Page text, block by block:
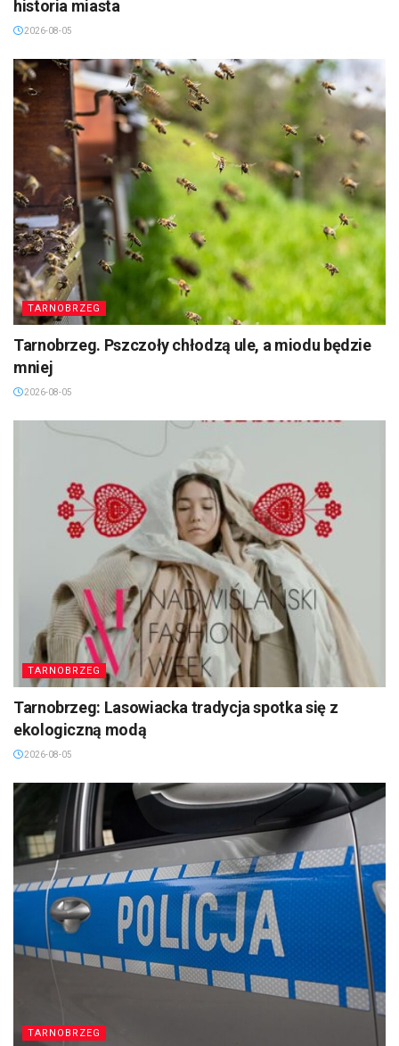
historia miasta
2026-08-05
TARNOBRZEG
Tarnobrzeg. Pszczoły chłodzą ule, a miodu będzie
mniej
2026-08-05
TARNOBRZEG
Tarnobrzeg: Lasowiacka tradycja spotka się z
ekologiczną modą
2026-08-05
TARNOBRZEG